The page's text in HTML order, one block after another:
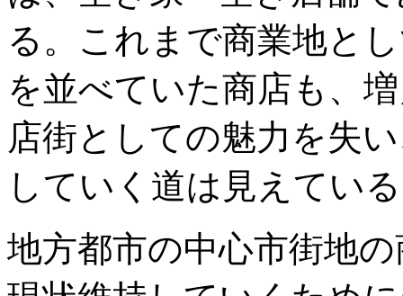
る。これまで商業地と
を並べていた商店も、
店街としての魅力を失
していく道は見えてい
地方都市の中心市街地